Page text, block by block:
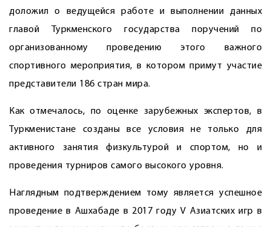
доложил о ведущейся работе и выполнении данных
главой Туркменского государства поручений по
организованному проведению этого важного
спортивного мероприятия, в котором примут участие
представители 186 стран мира.
Как отмечалось, по оценке зарубежных экспертов, в
Туркменистане созданы все условия не только для
активного занятия физкультурой и спортом, но и
проведения турниров самого высокого уровня.
Наглядным подтверждением тому является успешное
проведение в Ашхабаде в 2017 году V Азиатских игр в